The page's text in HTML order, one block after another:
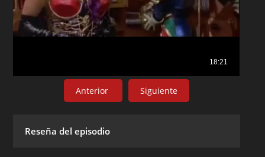
Anterior Siguiente
Reseña del episodio